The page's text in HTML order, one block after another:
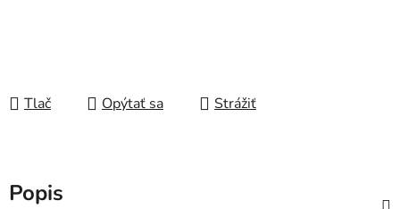
Tlač Opýtať sa Strážiť
Popis